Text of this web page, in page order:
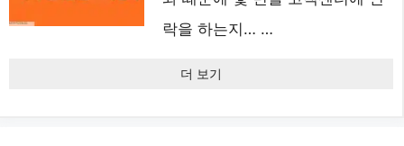
락을 하는지… …
더 보기